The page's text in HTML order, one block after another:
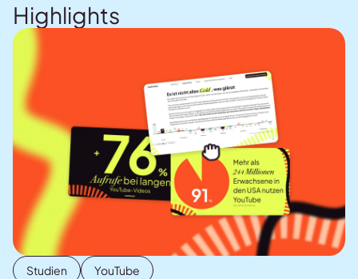
Highlights
Studien YouTube